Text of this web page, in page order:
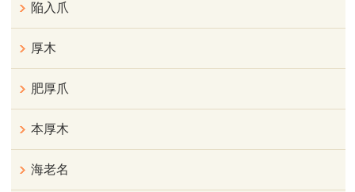
陥入爪
厚木
肥厚爪
本厚木
海老名